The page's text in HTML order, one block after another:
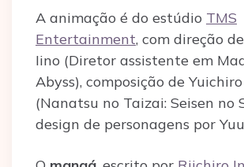
A animação é do estúdio TMS
Entertainment, com direção
Iino (Diretor assistente em
Abyss), composição de
(Nanatsu no Taizai: Seisen no
design de personagens por